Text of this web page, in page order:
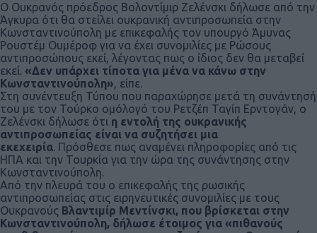
Ο Ουκρανός πρόεδρος Βολοντίμιρ Ζελένσκι δήλωσε από την
Άγκυρα ότι θα στείλει ουκρανική αντιπροσωπεία στην
Κωνσταντινούπολη με επικεφαλής τον υπουργό Άμυνας
Ρουστέμ Ουμέροφ για να έχει συνομιλίες με Ρώσους
αντιπροσώπους εκεί, λέγοντας πως ο ίδιος δεν θα μεταβεί
εκεί. «Δεν υπάρχει τίποτα για μένα να κάνω στην
Κωνσταντινούπολη», είπε.
Στη συνέντευξη Τύπου που παραχώρησε μετά τη συνάντησή
του με τον Τούρκο ομόλογό του Ρετζέπ Ταγίπ Ερντογάν, ο
Ζελένσκι δήλωσε ότι η εντολή της ουκρανικής
αντιπροσωπείας είναι να συζητήσει μια
εκεχειρία. Πρόσθεσε πως αναμένει πληροφορίες από τις
ΗΠΑ και την Τουρκία για την ώρα της συνάντησης στην
Κωνσταντινούπολη.
Από την πλευρά του ο επικεφαλής της ρωσικής
αντιπροσωπείας στις ειρηνευτικές συνομιλίες με τους
Ουκρανούς Βλαντιμίρ Μεντίνσκι, που βρίσκεται στην
Κωνσταντινούπολη, δήλωσε έτοιμος για «πιθανούς